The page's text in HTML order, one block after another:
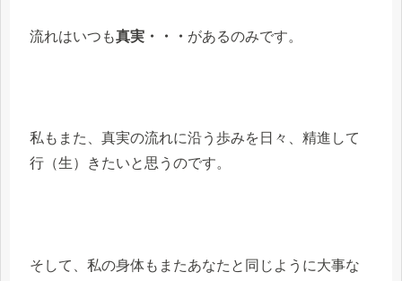
流れはいつも真実・・・ があるのみです。
私もまた、真実の流れに沿う歩みを日々、精進して
行（生）きたいと思うのです。
そして、私の身体もまたあなたと同じように大事な